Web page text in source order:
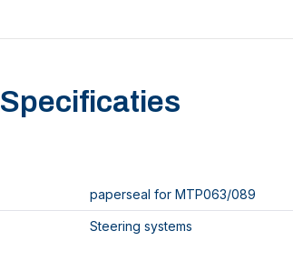
Specificaties
paperseal for MTP063/089
Steering systems